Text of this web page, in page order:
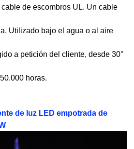
de escombros UL. Un cable
Utilizado bajo el agua o al aire
a petición del cliente, desde 30°
horas.
de luz LED empotrada de